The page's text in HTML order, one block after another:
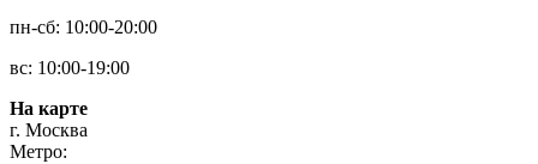
пн-сб: 10:00-20:00
вс: 10:00-19:00
На карте
г. Москва
Метро: